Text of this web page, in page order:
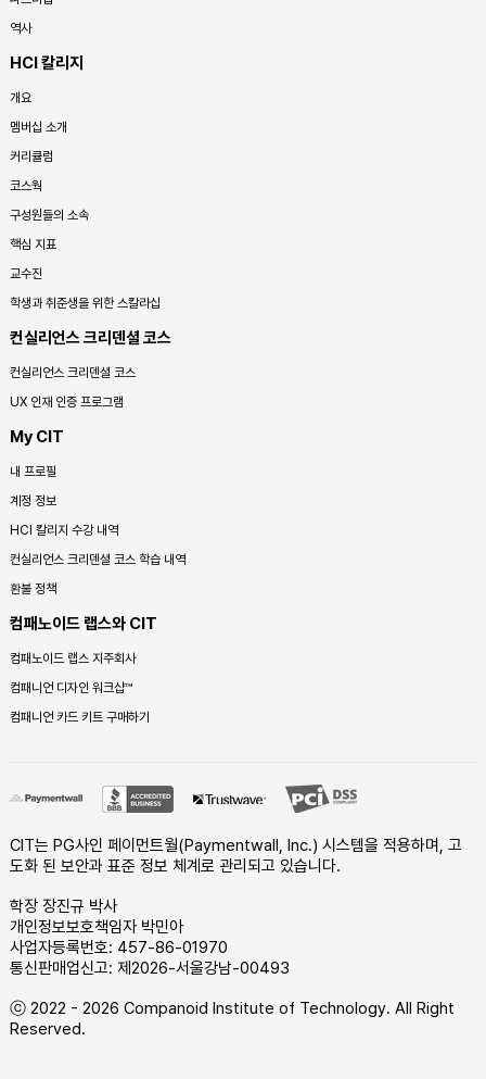
역사
HCI 칼리지
개요
멤버십 소개
커리큘럼
코스웍
구성원들의 소속
핵심 지표
교수진
학생과 취준생을 위한 스칼라십
컨실리언스 크리덴셜 코스
컨실리언스 크리덴셜 코스
UX 인재 인증 프로그램
My CIT
내 프로필
계정 정보
HCI 칼리지 수강 내역
컨실리언스 크리덴셜 코스 학습 내역
환불 정책
컴패노이드 랩스와 CIT
컴패노이드 랩스 지주회사
컴패니언 디자인 워크샵™
컴패니언 카드 키트 구매하기
CIT는 PG사인 페이먼트월(Paymentwall, Inc.) 시스템을 적용하며, 고
도화 된 보안과 표준 정보 체계로 관리되고 있습니다.
학장 장진규 박사
개인정보보호책임자 박민아
사업자등록번호: 457-86-01970
통신판매업신고: 제2026-서울강남-00493
ⓒ 2022 - 2026 Companoid Institute of Technology. All Right
Reserved.